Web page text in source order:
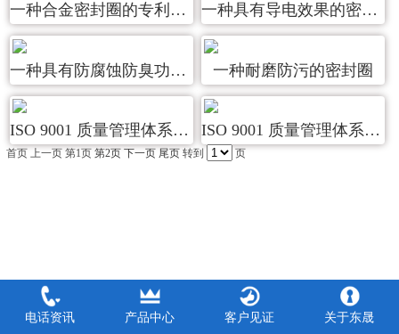
一种合金密封圈的专利证书 一种具有导电效果的密封件
一种具有防腐蚀防臭功能的密封件 一种耐磨防污的密封圈
ISO 9001 质量管理体系认证（中） ISO 9001 质量管理体系认证（英）
首页 上一页 第1页 第2页 下一页 尾页转到 页
电话资讯 产品中心 客户见证 关于东晟